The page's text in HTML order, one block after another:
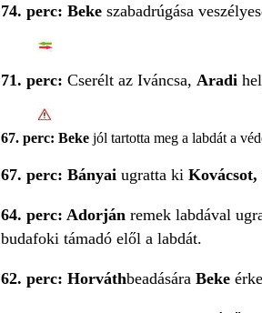
74. perc: Beke szabadrúgása
71. perc: Cserélt az Iváncsa, Aradi
67. perc: Bekejól tartotta meg a labdát a
67. perc: Bányai ugratta ki Kovácsot,
64. perc: Adorján remek labdával
budafoki támadó elől a labdát.
62. perc: Horváthbeadására Beke